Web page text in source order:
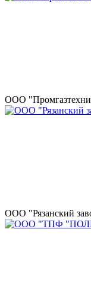
ООО
ООО "Рязанский